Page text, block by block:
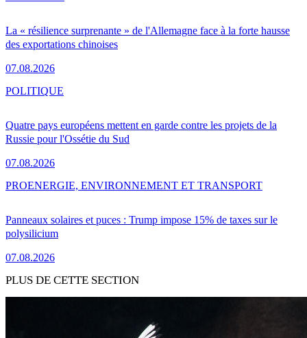
La « résilience surprenante » de l'Allemagne face à la forte hausse
des exportations chinoises
07.08.2026
Quatre pays européens mettent en garde contre les projets de la
Russie pour l'Ossétie du Sud
07.08.2026
POLITIQUE
Panneaux solaires et puces : Trump impose 15% de taxes sur le
polysilicium
07.08.2026
PROENERGIE, ENVIRONNEMENT ET TRANSPORT
PLUS DE CETTE SECTION